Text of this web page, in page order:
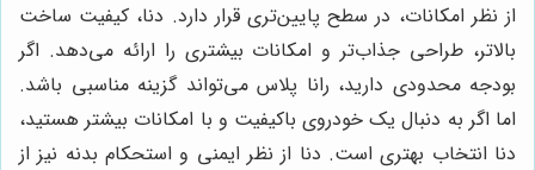
از نظر امکانات، در سطح پایین‌تری قرار دارد. دنا، کیفیت ساخت
بالاتر، طراحی جذاب‌تر و امکانات بیشتری را ارائه می‌دهد. اگر
بودجه محدودی دارید، رانا پلاس می‌تواند گزینه مناسبی باشد.
اما اگر به دنبال یک خودروی باکیفیت و با امکانات بیشتر هستید،
دنا انتخاب بهتری است. دنا از نظر ایمنی و استحکام بدنه نیز از